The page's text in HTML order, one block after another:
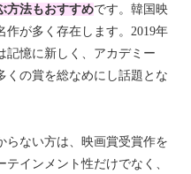
方法もおすすめです。韓国映
作が多く存在します。2019年
憶に新しく、アカデミー
くの賞を総なめにし話題とな
らない方は、映画賞受賞作を
インメント性だけでなく、